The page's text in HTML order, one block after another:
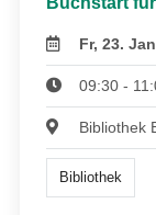
Fr, 23.
09:30 -
Bibliothek
Bibliothek